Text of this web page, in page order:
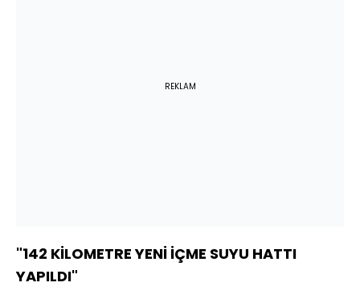
REKLAM
"142 KİLOMETRE YENİ İÇME SUYU HATTI
YAPILDI"